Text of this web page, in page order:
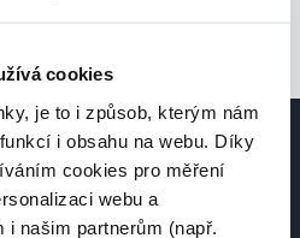
cookies
je to i způsob, kterým nám
i obsahu na webu. Díky
cookies pro měření
webu a
našim partnerům (např.